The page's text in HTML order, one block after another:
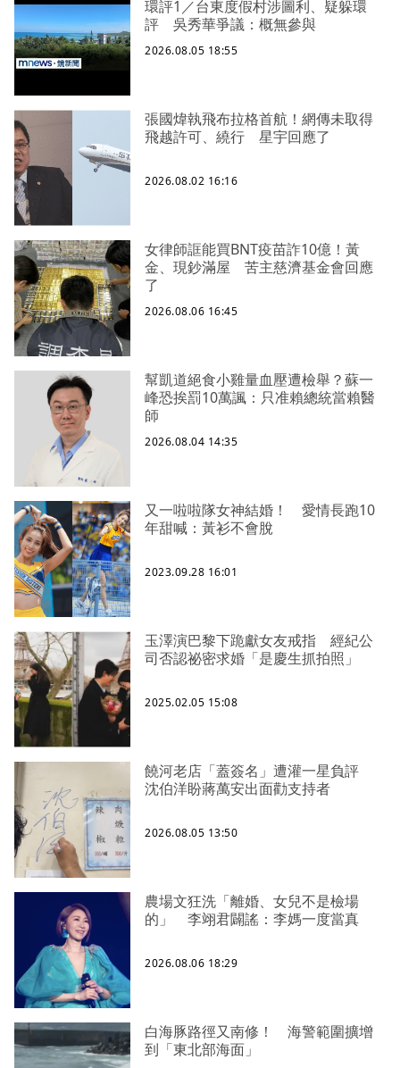
環評1／台東度假村涉圖利、疑躲環
評 吳秀華爭議：概無參與
2026.08.05 18:55
張國煒執飛布拉格首航！網傳未取得
飛越許可、繞行 星宇回應了
2026.08.02 16:16
女律師誆能買BNT疫苗詐10億！黃
金、現鈔滿屋 苦主慈濟基金會回應
了
2026.08.06 16:45
幫凱道絕食小雞量血壓遭檢舉？蘇一
峰恐挨罰10萬諷：只准賴總統當賴醫
師
2026.08.04 14:35
又一啦啦隊女神結婚！ 愛情長跑10
年甜喊：黃衫不會脫
2023.09.28 16:01
玉澤演巴黎下跪獻女友戒指 經紀公
司否認祕密求婚「是慶生抓拍照」
2025.02.05 15:08
饒河老店「蓋簽名」遭灌一星負評
沈伯洋盼蔣萬安出面勸支持者
2026.08.05 13:50
農場文狂洗「離婚、女兒不是檢場
的」 李翊君闢謠：李媽一度當真
2026.08.06 18:29
白海豚路徑又南修！ 海警範圍擴增
到「東北部海面」